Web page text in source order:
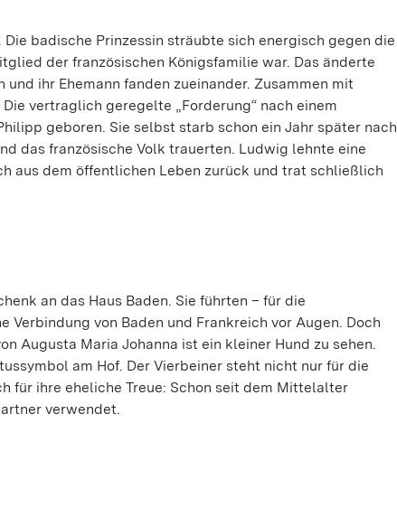
badische Prinzessin sträubte sich energisch gegen die
der französischen Königsfamilie war. Das änderte
ihr Ehemann fanden zueinander. Zusammen mit
vertraglich geregelte „Forderung“ nach einem
geboren. Sie selbst starb schon ein Jahr später nach
das französische Volk trauerten. Ludwig lehnte eine
aus dem öffentlichen Leben zurück und trat schließlich
an das Haus Baden. Sie führten – für die
von Baden und Frankreich vor Augen. Doch
Augusta Maria Johanna ist ein kleiner Hund zu sehen.
am Hof. Der Vierbeiner steht nicht nur für die
für ihre eheliche Treue: Schon seit dem Mittelalter
verwendet.